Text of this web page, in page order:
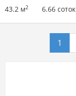
43.2 м2 6.66 соток
1